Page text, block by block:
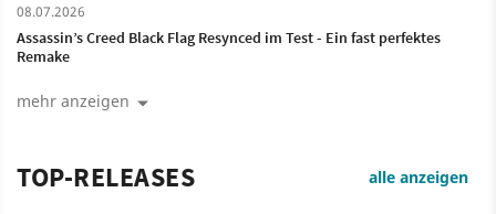
08.07.2026
Assassin’s Creed Black Flag Resynced im Test - Ein fast perfektes
Remake
mehr anzeigen
TOP-RELEASES alle anzeigen